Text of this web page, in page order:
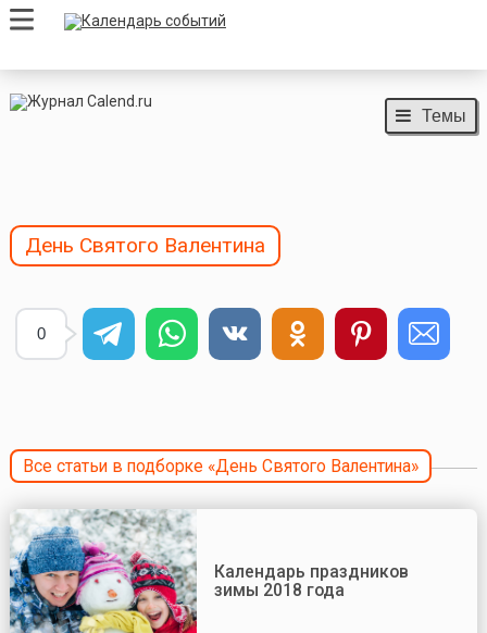
Темы
День Святого Валентина
0
Все статьи в подборке «День Святого Валентина»
Календарь праздников
зимы 2018 года